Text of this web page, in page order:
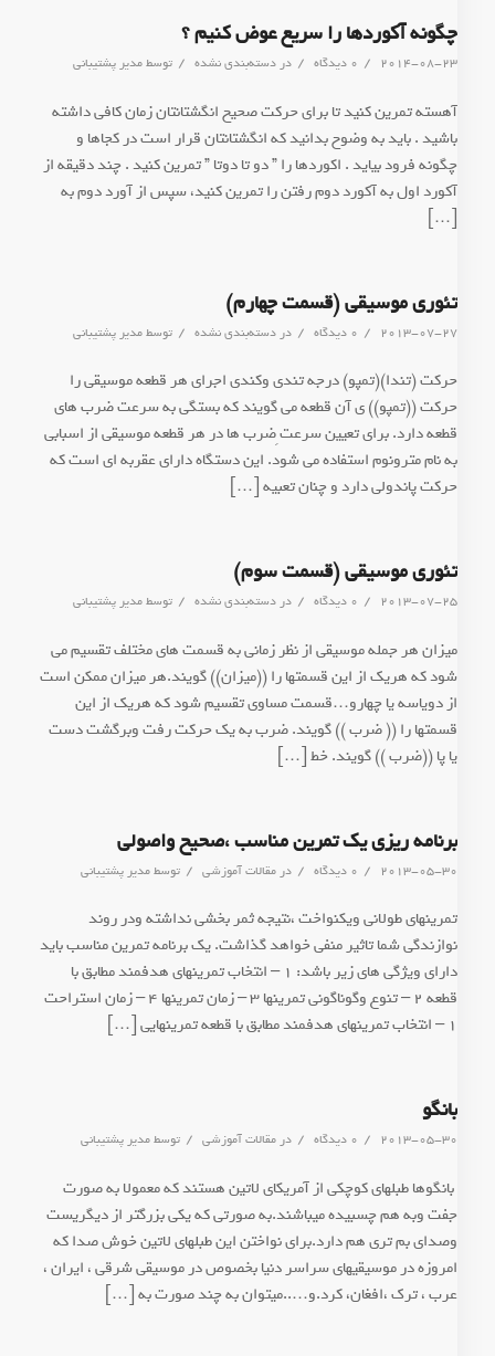
چگونه آکوردها را سریع عوض کنیم ؟
2014-08-23
/ 0 دیدگاه / در دسته‌بندی نشده / توسطمدیر پشتیبانی
آهسته تمرین کنید تا برای حرکت صحیح انگشتانتان زمان کافی داشته
باشید . باید به وضوح بدانید که انگشتانتان قرار است در کجاها و
چگونه فرود بیاید . اکوردها را ” دو تا دوتا ” تمرین کنید . چند دقیقه از
آکورد اول به آکورد دوم رفتن را تمرین کنید، سپس از آورد دوم به
[…]
تئوری موسیقی (قسمت چهارم)
2013-07-27
/ 0 دیدگاه / در دسته‌بندی نشده / توسطمدیر پشتیبانی
حرکت (تندا)(تمپو) درجه تندی وکندی اجرای هر قطعه موسیقی را
حرکت ((تمپو)) ی آن قطعه می گویند که بستگی به سرعت ضرب های
قطعه دارد. برای تعیین سرعت ِضرب ها در هر قطعه موسیقی از اسبابی
به نام مترونوم استفاده می شود. این دستگاه دارای عقربه ای است که
حرکت پاندولی دارد و چنان تعبیه […]
تئوری موسیقی (قسمت سوم)
2013-07-25
/ 0 دیدگاه / در دسته‌بندی نشده / توسطمدیر پشتیبانی
میزان هر جمله موسیقی از نظر زمانی به قسمت های مختلف تقسیم می
شود که هریک از این قسمتها را ((میزان)) گویند.هر میزان ممکن است
از دویاسه یا چهارو…قسمت مساوی تقسیم شود که هریک از این
قسمتها را (( ضرب )) گویند. ضرب به یک حرکت رفت وبرگشت دست
یا پا ((ضرب )) گویند. خط […]
برنامه ریزی یک تمرین مناسب ،صحیح واصولی
2013-05-30
/ 0 دیدگاه / در مقالات آموزشی / توسطمدیر پشتیبانی
تمرینهای طولانی ویکنواخت ،نتیجه ثمر بخشی نداشته ودر روند
نوازندگی شما تاثیر منفی خواهد گذاشت. یک برنامه تمرین مناسب باید
دارای ویژگی های زیر باشد: 1 – انتخاب تمرینهای هدفمند مطابق با
قطعه 2 – تنوع وگوناگونی تمرینها 3 – زمان تمرینها 4 – زمان استراحت
1 – انتخاب تمرینهای هدفمند مطابق با قطعه تمرینهایی […]
بانگو
2013-05-30
/ 0 دیدگاه / در مقالات آموزشی / توسطمدیر پشتیبانی
بانگوها طبلهای کوچکی از آمریکای لاتین هستند که معمولا به صورت
جفت وبه هم چسبیده میباشند.به صورتی که یکی بزرگتر از دیگریست
وصدای بم تری هم دارد.برای نواختن این طبلهای لاتین خوش صدا که
امروزه در موسیقیهای سراسر دنیا بخصوص در موسیقی شرقی ، ایران ،
عرب ، ترک ،افغان، کرد.و…..میتوان به چند صورت به […]